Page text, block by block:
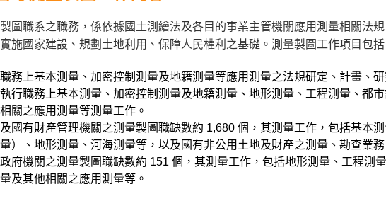
圖職系之職務，係依據國土測繪法及各目的事業主管機關應用測量相關法
施國家建設、規劃土地利用、保障人民權利之基礎。測量製圖工作項目包括
務上基本測量、加密控制測量及地籍測量等應用測量之法規研定、計畫、
行職務上基本測量、加密控制測量及地籍測量、地形測量、工程測量、都
關之應用測量等測量工作。
國有財產管理機關之測量製圖職缺數約 1,680 個，其測量工作，包括基本
）、地形測量、河海測量等，以及國有非公用土地及財產之測量、勘查業務
府機關之測量製圖職缺數約 151 個，其測量工作，包括地形測量、工程測
及其他相關之應用測量等。